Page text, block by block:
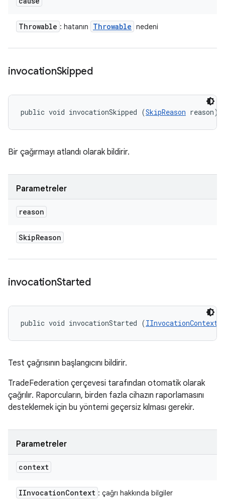
Throwable : hatanın Throwable nedeni
invocationSkipped
public void invocationSkipped (SkipReason reason)
Bir çağırmayı atlandı olarak bildirir.
Parametreler
reason
SkipReason
invocationStarted
public void invocationStarted (IInvocationContext
Test çağrısının başlangıcını bildirir.
TradeFederation çerçevesi tarafından otomatik olarak
çağrılır. Raporcuların, birden fazla cihazın raporlamasını
desteklemek için bu yöntemi geçersiz kılması gerekir.
Parametreler
context
IInvocationContext : çağrı hakkında bilgiler